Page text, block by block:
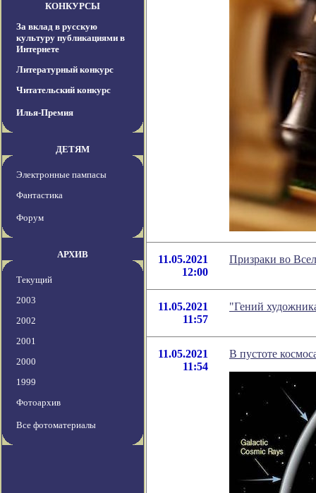
КОНКУРСЫ
За вклад в русскую
культуру публикациями в
Интернете
Литературный конкурс
Читательский конкурс
Илья-Премия
ДЕТЯМ
Электронные пампасы
Фантастика
Форум
АРХИВ
Текущий
2003
2002
2001
2000
1999
Фотоархив
Все фотоматериалы
11.05.2021
12:00
Призраки во
11.05.2021
11:57
"Гений
11.05.2021
11:54
В пустоте